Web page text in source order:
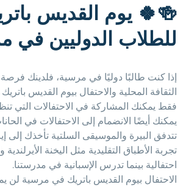
🍻🍀 يوم القديس
للطلاب الدوليين في
إذا كنت طالبًا دوليًا في مرسية، فلدينك
الثقافة المحلية والاحتفال بيوم القديس
فقط يمكنك المشاركة في الاحتفالات التي
يمكنك أيضًا الانضمام إلى الاحتفالات في
تتدفق البيرة والموسيقى السلتية تأخذك إلى
تجربة الأطباق التقليدية مثل اليخنة الأيرلندية
احتفالية بينما تدرس الإسبانية في مدرستنا.
الاحتفال بيوم القديس باتريك في مرسية